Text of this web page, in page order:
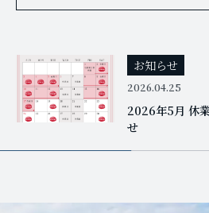
お知らせ
2026.04.25
2026年5月 休
せ